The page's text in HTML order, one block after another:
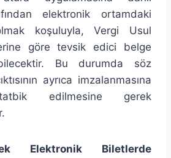
elektronik ortamdaki
koşuluyla, Vergi Usul
göre tevsik edici belge
Bu durumda söz
ayrıca imzalanmasına
edilmesine gerek
Elektronik Biletlerde